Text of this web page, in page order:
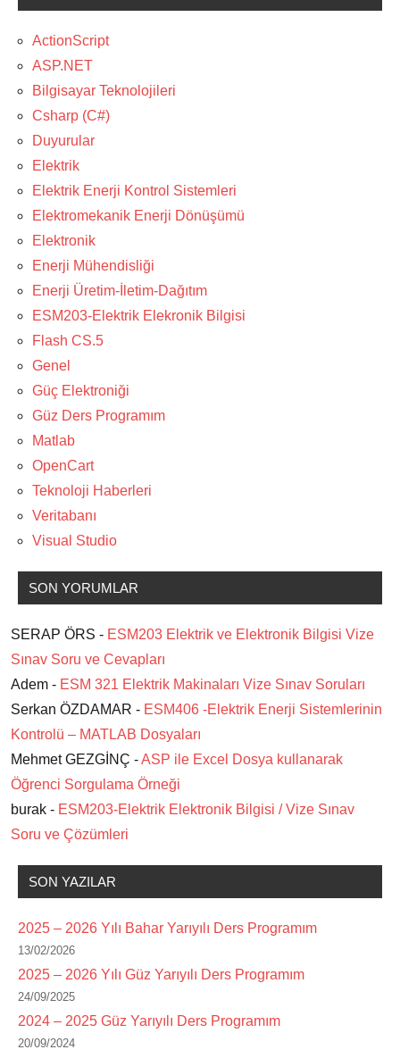
ActionScript
ASP.NET
Bilgisayar Teknolojileri
Csharp (C#)
Duyurular
Elektrik
Elektrik Enerji Kontrol Sistemleri
Elektromekanik Enerji Dönüşümü
Elektronik
Enerji Mühendisliği
Enerji Üretim-İletim-Dağıtım
ESM203-Elektrik Elekronik Bilgisi
Flash CS.5
Genel
Güç Elektroniği
Güz Ders Programım
Matlab
OpenCart
Teknoloji Haberleri
Veritabanı
Visual Studio
SON YORUMLAR
SERAP ÖRS - ESM203 Elektrik ve Elektronik Bilgisi Vize
Sınav Soru ve Cevapları
Adem - ESM 321 Elektrik Makinaları Vize Sınav Soruları
Serkan ÖZDAMAR - ESM406 -Elektrik Enerji Sistemlerinin
Kontrolü – MATLAB Dosyaları
Mehmet GEZGİNÇ -ASP ile Excel Dosya kullanarak
Öğrenci Sorgulama Örneği
burak - ESM203-Elektrik Elektronik Bilgisi / Vize Sınav
Soru ve Çözümleri
SON YAZILAR
2025 – 2026 Yılı Bahar Yarıyılı Ders Programım
13/02/2026
2025 – 2026 Yılı Güz Yarıyılı Ders Programım
24/09/2025
2024 – 2025 Güz Yarıyılı Ders Programım
20/09/2024